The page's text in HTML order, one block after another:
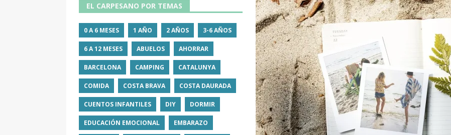
EL CARPESANO POR TEMAS
0 A 6 MESES 1 AÑO 2 AÑOS 3-6 AÑOS
6 A 12 MESES ABUELOS AHORRAR
BARCELONA CAMPING CATALUNYA
COMIDA COSTA BRAVA COSTA DAURADA
CUENTOS INFANTILES DIY DORMIR
EDUCACIÓN EMOCIONAL EMBARAZO